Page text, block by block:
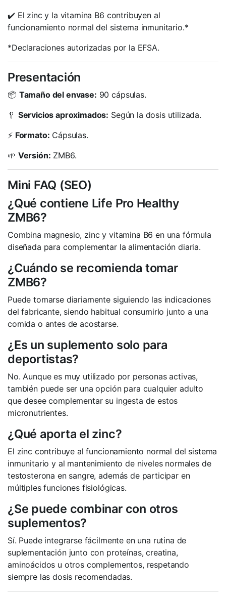
✔️ El zinc y la vitamina B6 contribuyen al
funcionamiento normal del sistema inmunitario.*
*Declaraciones autorizadas por la EFSA.
Presentación
📦 Tamaño del envase: 90 cápsulas.
🥄 Servicios aproximados: Según la dosis utilizada.
⚡ Formato: Cápsulas.
🌱 Versión: ZMB6.
Mini FAQ (SEO)
¿Qué contiene Life Pro Healthy
ZMB6?
Combina magnesio, zinc y vitamina B6 en una fórmula
diseñada para complementar la alimentación diaria.
¿Cuándo se recomienda tomar
ZMB6?
Puede tomarse diariamente siguiendo las indicaciones
del fabricante, siendo habitual consumirlo junto a una
comida o antes de acostarse.
¿Es un suplemento solo para
deportistas?
No. Aunque es muy utilizado por personas activas,
también puede ser una opción para cualquier adulto
que desee complementar su ingesta de estos
micronutrientes.
¿Qué aporta el zinc?
El zinc contribuye al funcionamiento normal del sistema
inmunitario y al mantenimiento de niveles normales de
testosterona en sangre, además de participar en
múltiples funciones fisiológicas.
¿Se puede combinar con otros
suplementos?
Sí. Puede integrarse fácilmente en una rutina de
suplementación junto con proteínas, creatina,
aminoácidos u otros complementos, respetando
siempre las dosis recomendadas.